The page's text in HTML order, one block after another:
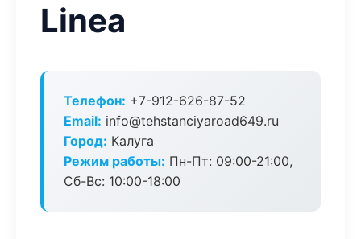
Linea
Телефон: +7-912-626-87-52
Email: info@tehstanciyaroad649.ru
Город: Калуга
Режим работы: Пн-Пт: 09:00-21:00,
Сб-Вс: 10:00-18:00